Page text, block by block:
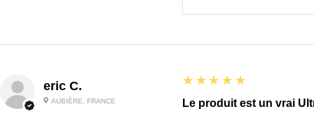
eric C.
AUBIÈRE, FRANCE
5
★★★★★
Le produit est un vrai